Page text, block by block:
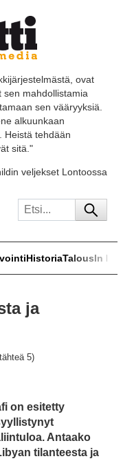
ovat
sen mahdollistamia
sen vääryyksiä.
alkuunkaan
Heistä tehdään
sitä."
veljekset Lontoossa
HistoriaTalousIn
ja
5)
on esitetty
Antaako
tilanteesta ja